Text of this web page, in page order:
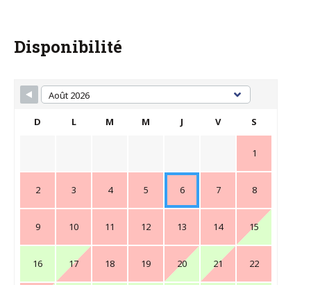
Disponibilité
D L M M J V S
1
2 3 4 5 6 7 8
9 10 11 12 13 14 15
16 17 18 19 20 21 22